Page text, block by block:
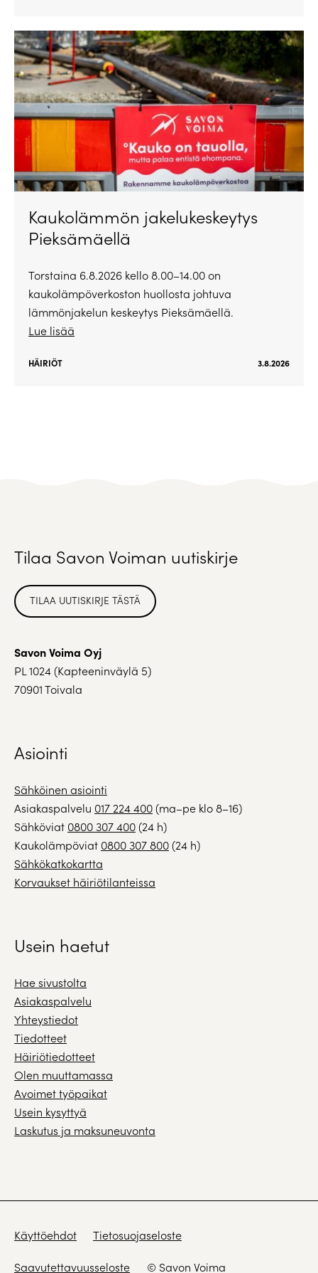
Kaukolämmön jakelukeskeytys
Pieksämäellä
Torstaina 6.8.2026 kello 8.00–14.00 on
kaukolämpöverkoston huollosta johtuva
lämmönjakelun keskeytys Pieksämäellä.
Lue lisää
HÄIRIÖT 3.8.2026
Tilaa Savon Voiman uutiskirje
TILAA UUTISKIRJE TÄSTÄ
Savon Voima Oyj
PL 1024 (Kapteeninväylä 5)
70901 Toivala
Asiointi
Sähköinen asiointi
Asiakaspalvelu 017 224 400(ma–pe klo 8–16)
Sähköviat 0800 307 400(24 h)
Kaukolämpöviat 0800 307 800(24 h)
Sähkökatkokartta
Korvaukset häiriötilanteissa
Usein haetut
Hae sivustolta
Asiakaspalvelu
Yhteystiedot
Tiedotteet
Häiriötiedotteet
Olen muuttamassa
Avoimet työpaikat
Usein kysyttyä
Laskutus ja maksuneuvonta
Käyttöehdot Tietosuojaseloste
Saavutettavuusseloste © Savon Voima